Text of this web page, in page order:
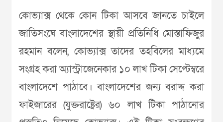
কোভ্যাক্স থেকে কোন টিকা আসবে জানতে চাইলে
জাতিসংঘে বাংলাদেশের স্থায়ী প্রতিনিধি মোস্তাফিজুর
রহমান বলেন, কোভ্যাক্স তাদের তহবিলের মাধ্যমে
সংগ্রহ করা অ্যাস্ট্রাজেনেকার ১০ লাখ টিকা সেপ্টেম্বরে
বাংলাদেশে পাঠাবে। বাংলাদেশের জন্য বরাদ্দ করা
ফাইজারের (যুক্তরাষ্ট্রের) ৬০ লাখ টিকা পাঠানোর